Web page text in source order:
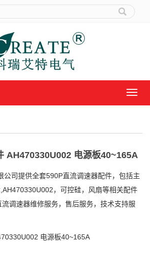
导
AH470330U002 电源板40~165A
公司提供全套590P直流调速器配件，包括主
，可控硅，风扇等相关配件
调速器维修服务，售后服务，技术支持服
电源板40~165A